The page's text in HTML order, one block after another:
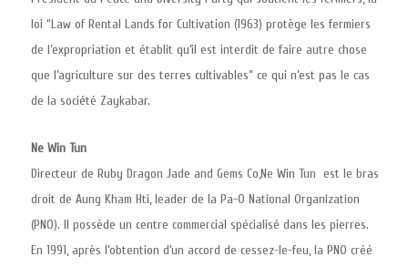
loi “Law of Rental Lands for Cultivation (1963) protège les fermiers
de l’expropriation et établit qu’il est interdit de faire autre chose
que l’agriculture sur des terres cultivables” ce qui n’est pas le cas
de la société Zaykabar.
Ne Win Tun
Directeur de Ruby Dragon Jade and Gems Co,Ne Win Tun est le bras
droit de Aung Kham Hti, leader de la Pa-O National Organization
(PNO). Il possède un centre commercial spécialisé dans les pierres.
En 1991, après l’obtention d’un accord de cessez-le-feu, la PNO créé